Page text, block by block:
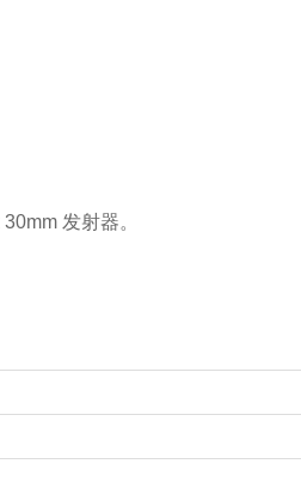
发射器。